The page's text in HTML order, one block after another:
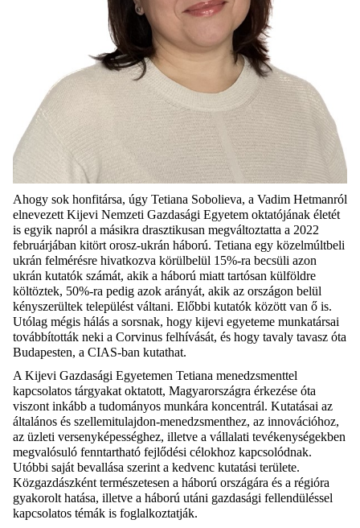
Ahogy sok honfitársa, úgy Tetiana Sobolieva, a Vadim Hetmanról
elnevezett Kijevi Nemzeti Gazdasági Egyetem oktatójának életét
is egyik napról a másikra drasztikusan megváltoztatta a 2022
februárjában kitört orosz-ukrán háború. Tetiana egy közelmúltbeli
ukrán felmérésre hivatkozva körülbelül 15%-ra becsüli azon
ukrán kutatók számát, akik a háború miatt tartósan külföldre
költöztek, 50%-ra pedig azok arányát, akik az országon belül
kényszerültek települést váltani. Előbbi kutatók között van ő is.
Utólag mégis hálás a sorsnak, hogy kijevi egyeteme munkatársai
továbbították neki a Corvinus felhívását, és hogy tavaly tavasz óta
Budapesten, a CIAS-ban kutathat.
A Kijevi Gazdasági Egyetemen Tetiana menedzsmenttel
kapcsolatos tárgyakat oktatott, Magyarországra érkezése óta
viszont inkább a tudományos munkára koncentrál. Kutatásai az
általános és szellemitulajdon-menedzsmenthez, az innovációhoz,
az üzleti versenyképességhez, illetve a vállalati tevékenységekben
megvalósuló fenntartható fejlődési célokhoz kapcsolódnak.
Utóbbi saját bevallása szerint a kedvenc kutatási területe.
Közgazdászként természetesen a háború országára és a régióra
gyakorolt hatása, illetve a háború utáni gazdasági fellendüléssel
kapcsolatos témák is foglalkoztatják.